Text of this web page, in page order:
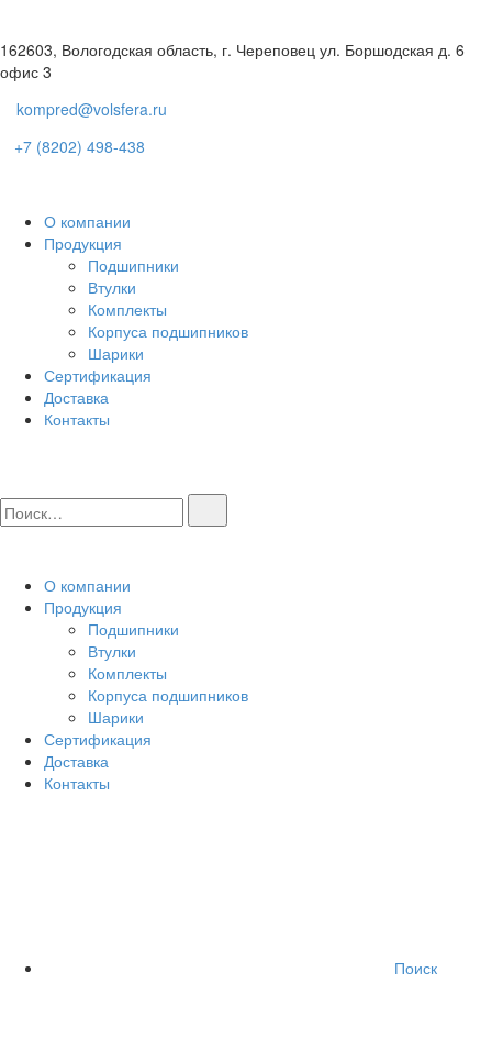
162603, Вологодская область, г. Череповец ул. Боршодская д. 6
офис 3
kompred@volsfera.ru
+7 (8202) 498-438
О компании
Продукция
Подшипники
Втулки
Комплекты
Корпуса подшипников
Шарики
Сертификация
Доставка
Контакты
О компании
Продукция
Подшипники
Втулки
Комплекты
Корпуса подшипников
Шарики
Сертификация
Доставка
Контакты
Поиск